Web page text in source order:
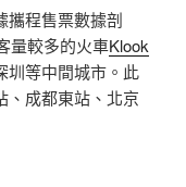
程售票數據剖
量較多的火車Klook
圳等中間城市。此
、成都東站、北京